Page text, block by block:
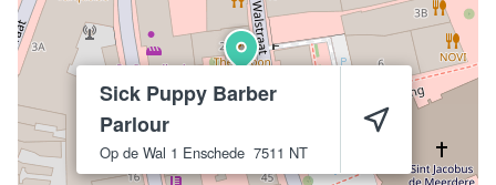
Sick Puppy Barber
Parlour
Op de Wal 1 Enschede 7511 NT